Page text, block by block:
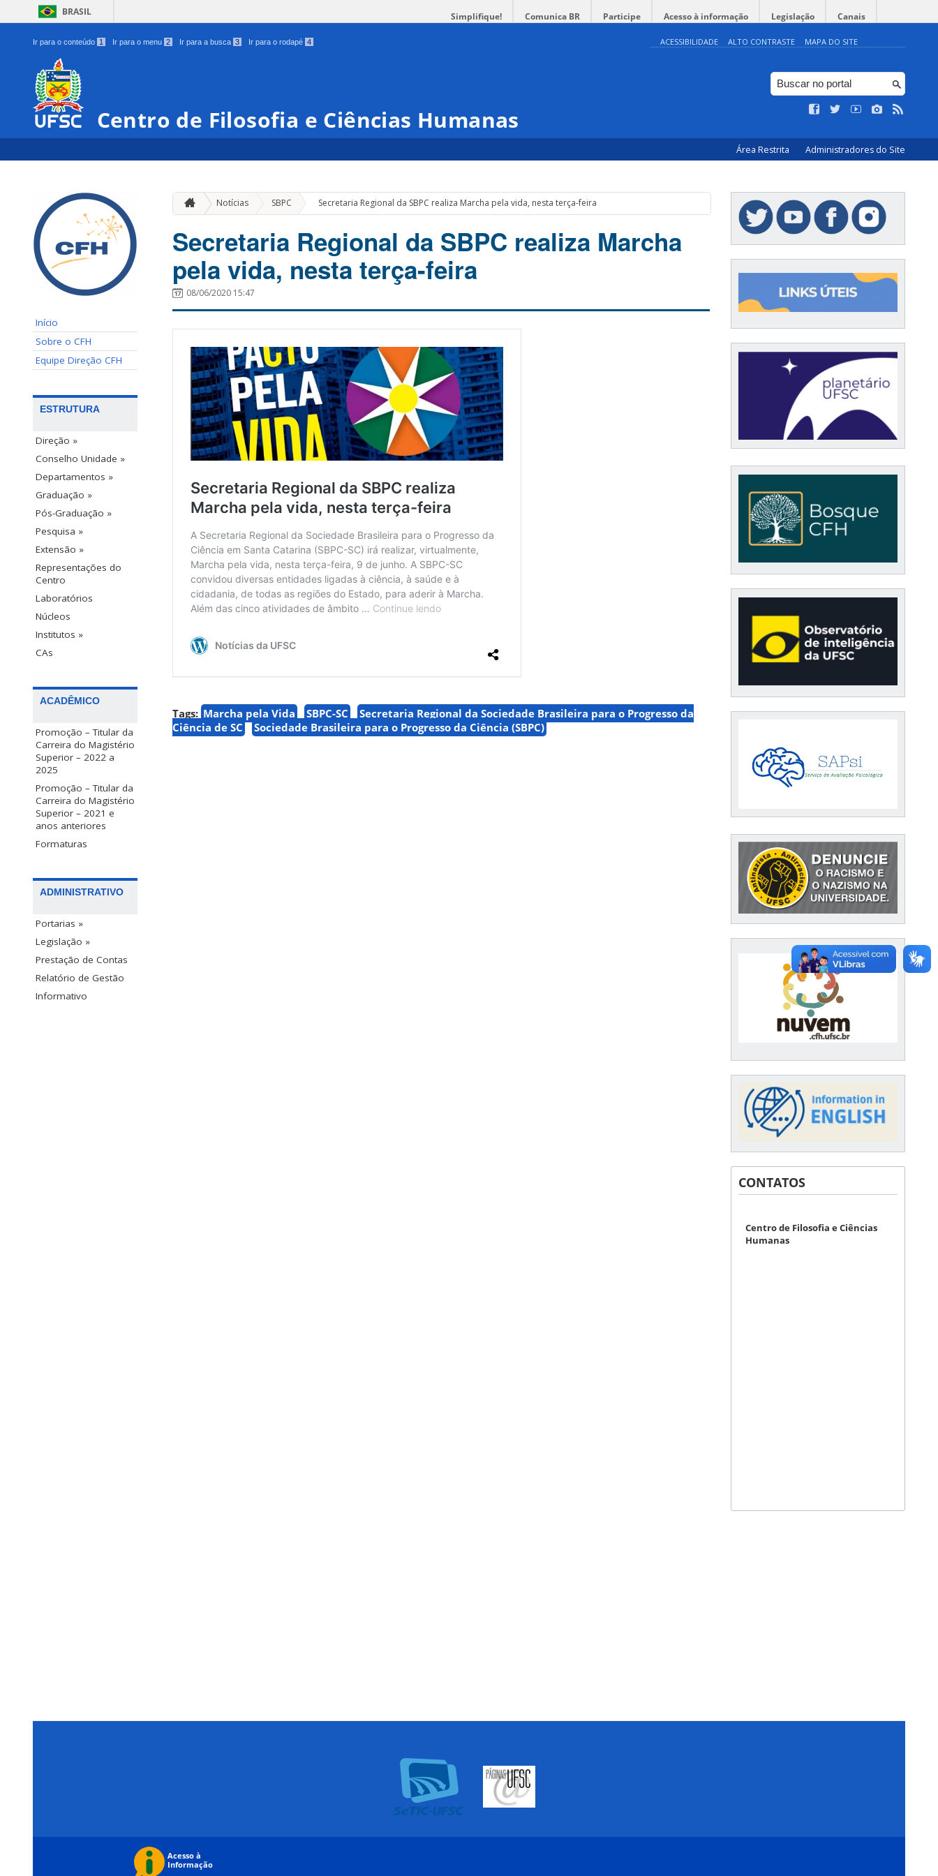
BRASIL Simplifique! Comunica BR Participe Acesso à informação Legislação Canais
Ir para o conteúdo 1 Ir para o menu 2 Ir para a busca 3 Ir para o rodapé 4 ACESSIBILIDADE ALTO CONTRASTE MAPA DO SITE
Centro de Filosofia e Ciências Humanas
Área Restrita Administradores do Site
Início
Sobre o CFH
Equipe Direção CFH
ESTRUTURA
Direção »
Conselho Unidade »
Departamentos »
Graduação »
Pós-Graduação »
Pesquisa »
Extensão »
Representações do
Centro
Laboratórios
Núcleos
Institutos »
CAs
ACADÊMICO
Promoção – Titular da
Carreira do Magistério
Superior – 2022 a
2025
Promoção – Titular da
Carreira do Magistério
Superior – 2021 e
anos anteriores
Formaturas
ADMINISTRATIVO
Portarias »
Legislação »
Prestação de Contas
Relatório de Gestão
Informativo
Notícias SBPC » Secretaria Regional da SBPC realiza Marcha pela vida, nesta terça-feira
Secretaria Regional da SBPC realiza Marcha
pela vida, nesta terça-feira
08/06/2020 15:47
Tags: Marcha pela Vida SBPC-SC
Secretaria Regional da Sociedade Brasileira para o Progresso da
Ciência de SC
Sociedade Brasileira para o Progresso da Ciência (SBPC)
CONTATOS
Centro de Filosofia e Ciências
Humanas